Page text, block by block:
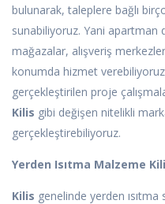
bulunarak, taleplere bağlı
sunabiliyoruz. Yani
mağazalar, alışveriş
konumda hizmet
gerçekleştirilen proje
Kilis gibi değişen nitelikli
gerçekleştirebiliyoruz.
Yerden Isıtma Malzeme
Kilis genelinde yerden